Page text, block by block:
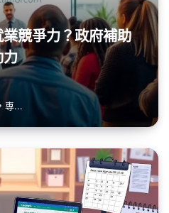
競爭力？政府補助
力
專...